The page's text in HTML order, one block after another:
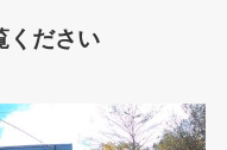
ください